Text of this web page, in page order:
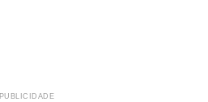
PUBLICIDADE